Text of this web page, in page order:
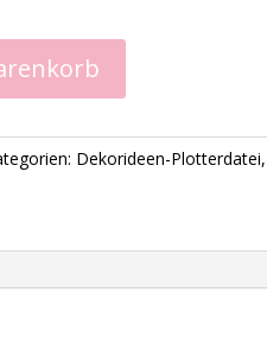
Dekorideen-Plotterdatei,